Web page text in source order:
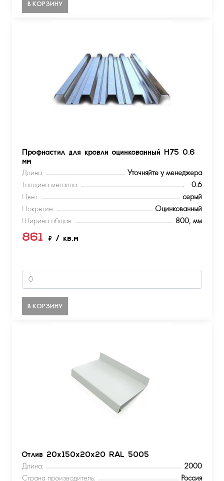
В КОРЗИНУ
Профнастил для кровли оцинкованный Н75 0.6
мм
Длина:
Уточняйте у менеджера
Толщина металла:
0.6
Цвет:
серый
Покрытие:
Оцинкованный
Ширина общая:
800, мм
861 ₽ / кв.м
В КОРЗИНУ
Отлив 20х150х20х20 RAL 5005
Длина:
2000
Страна производитель:
Россия